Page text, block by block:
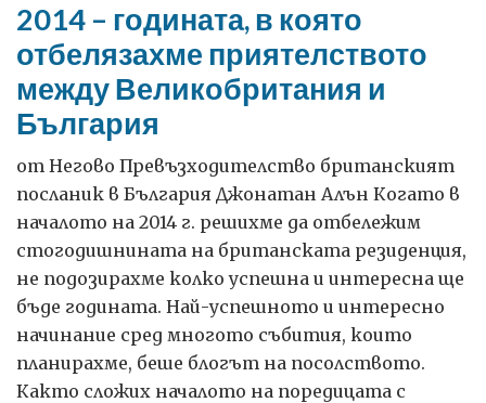
реформираме
Европейския
съюз
2014 – годината, в която
отбелязахме приятелството
между Великобритания и
България
от Негово Превъзходителство британският
посланик в България Джонатан Алън Когато в
началото на 2014 г. решихме да отбележим
стогодишнината на британската резиденция,
не подозирахме колко успешна и интересна ще
бъде годината. Най-успешното и интересно
начинание сред многото събития, които
планирахме, беше блогът на посолството.
Както сложих началото на поредицата с